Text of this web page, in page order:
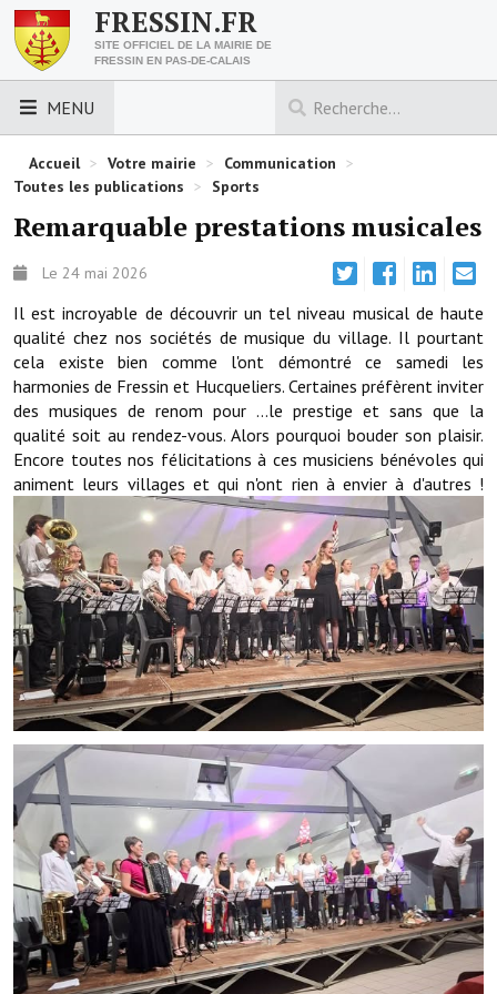
FRESSIN.FR
SITE OFFICIEL DE LA MAIRIE DE
FRESSIN EN PAS-DE-CALAIS
MENU
LES ESSENTIELS
Découvrez Fressin
Urbanisme
Nous contacter
Horaires de la mairie
Les foulées fressinoises
ACCÈS RAPIDE
Démarches administratives
Projets et travaux en cours
Fêtes et manifestations
Numéros d'urgence
Terrains et maisons à vendre
VOTRE MAIRIE
Elus et agents
L'équipe municipale
Le personnel municipal
Les moyens financiers
Accueil > Votre mairie > Communication >
Toutes les publications > Sports
Remarquable prestations musicales
Le 24 mai 2026
Il est incroyable de découvrir un tel niveau musical de haute
qualité chez nos sociétés de musique du village. Il pourtant
cela existe bien comme l'ont démontré ce samedi les
harmonies de Fressin et Hucqueliers. Certaines préfèrent inviter
des musiques de renom pour ...le prestige et sans que la
qualité soit au rendez-vous. Alors pourquoi bouder son plaisir.
Encore toutes nos félicitations à ces musiciens bénévoles qui
animent leurs villages et qui n'ont rien à envier à d'autres !